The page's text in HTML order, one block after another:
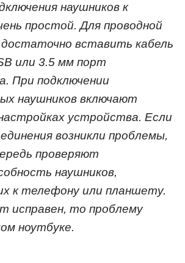
наушников к
простой. Для проводной
вставить кабель
или 3.5 мм порт
При подключении
наушников включают
устройства. Если
возникли проблемы,
проверяют
наушников,
к телефону или планшету.
исправен, то проблему
ноутбуке.